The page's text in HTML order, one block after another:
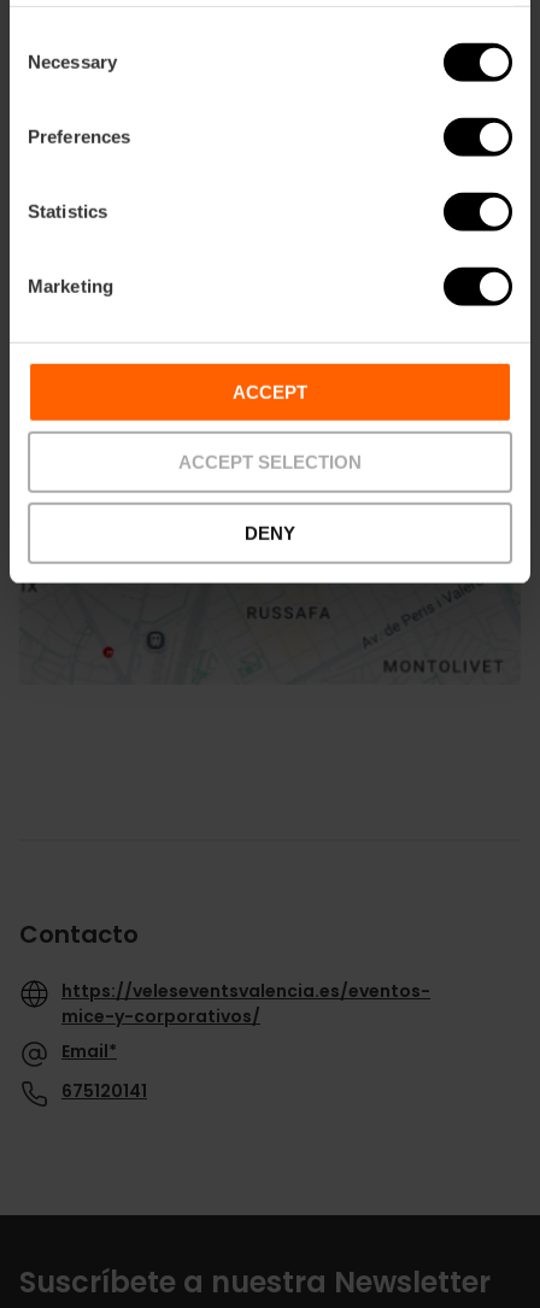
Selection
Necessary
Preferences
Statistics
Marketing
ACCEPT
ACCEPT SELECTION
DENY
Activar mapa
Cómo llegar
Contacto
https://veleseventsvalencia.es/eventos-
mice-y-corporativos/
Email*
675120141
Suscríbete a nuestra Newsletter